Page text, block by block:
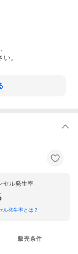
。
セル発生率
ル発生率とは？
販売条件